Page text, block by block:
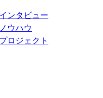
インタビュー
ノウハウ
プロジェクト